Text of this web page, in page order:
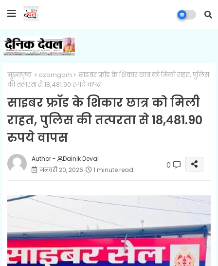
मुख्यपृष्ठ azamgarh
साइबर फ्रॉड के शिकार छात्र को मिली राहत, पुलिस
की तत्परता से 18,481.90 रुपये वापस
साइबर फ्रॉड के शिकार छात्र को मिली
राहत, पुलिस की तत्परता से 18,481.90
रुपये वापस
Author -
Dainik Deval
जनवरी 20, 2026
1 minute read 0